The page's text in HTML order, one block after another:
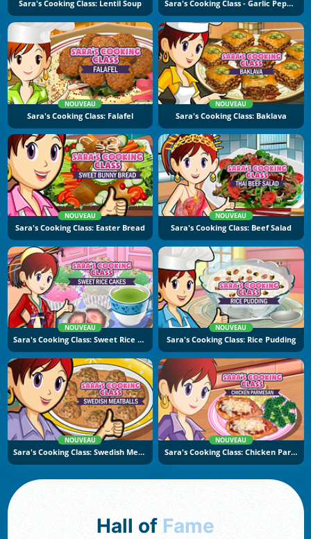
Sara's Cooking Class: Lentil Soup Sara's Cooking Class - Garlic Pepper Shrimp
NOUVEAU
Sara's Cooking Class: Falafel
NOUVEAU
Sara's Cooking Class: Baklava
NOUVEAU
Sara's Cooking Class: Easter Bread
NOUVEAU
Sara's Cooking Class: Beef Salad
NOUVEAU
Sara's Cooking Class: Sweet Rice Cakes
NOUVEAU
Sara's Cooking Class: Rice Pudding
NOUVEAU
Sara's Cooking Class: Swedish Meatballs
NOUVEAU
Sara's Cooking Class: Chicken Parmesan
Hall of Fame